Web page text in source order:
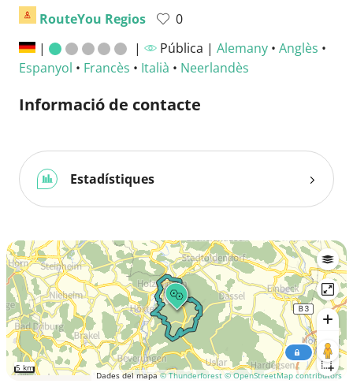
RouteYou Regios
0
|
| Pública | Alemany• Anglès •
Espanyol • Francès • Italià • Neerlandès
Informació de contacte
Estadístiques
Dades del mapa© Thunderforest © OpenStreetMap contributors
5 km